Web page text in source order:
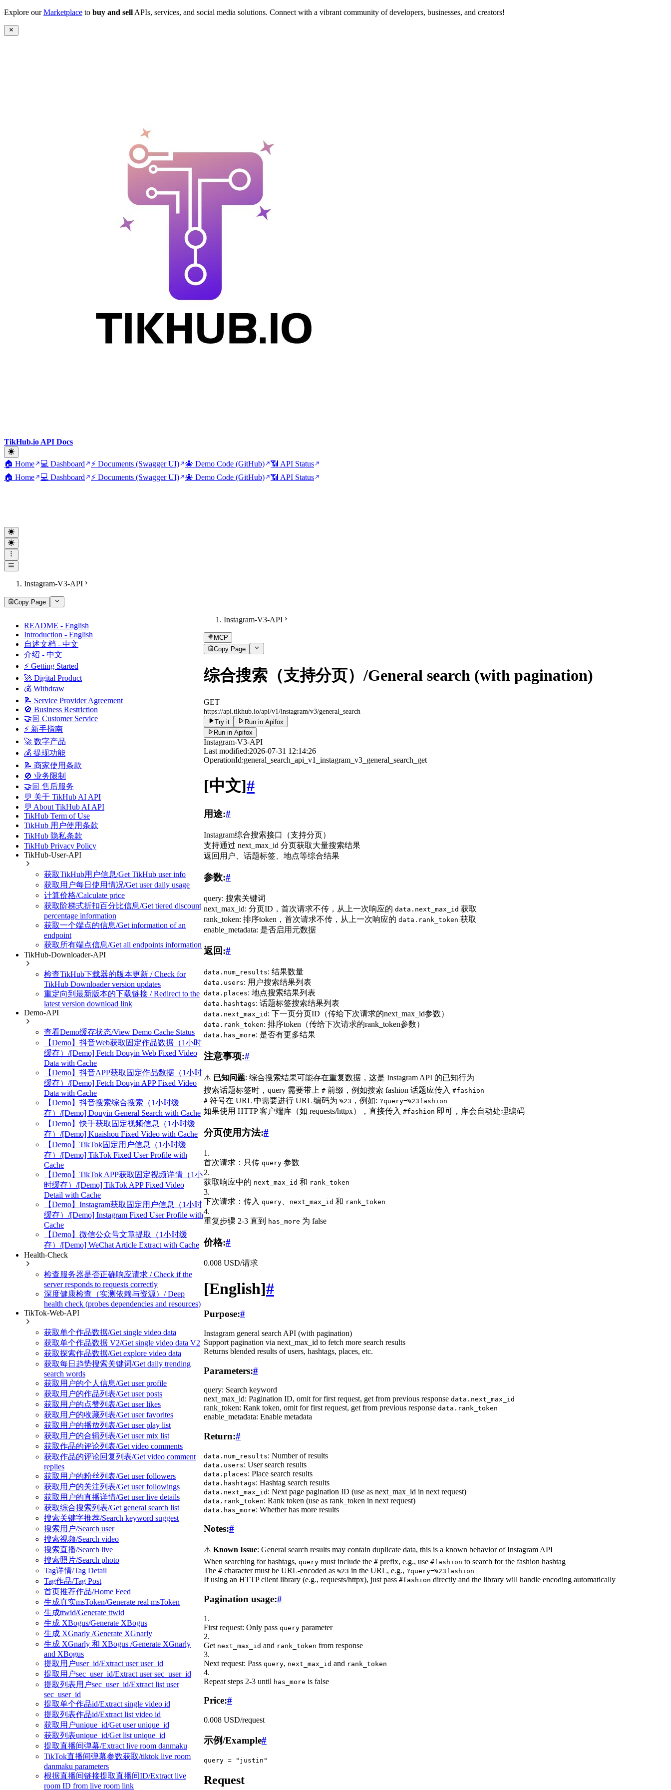
Explore ourMarketplace to buy and sell APIs, services, and social media solutions. Connect with a vibrant community of developers, businesses, and creators!
TikHub.io API Docs
🏠 Home 💻 Dashboard ⚡ Documents (Swagger UI) 🐙 Demo Code (GitHub)
📶 API Status
🏠 Home
💻 Dashboard ⚡ Documents (Swagger UI) 🐙 Demo Code (GitHub) 📶 API Status
Instagram-V3-API
Copy Page
README - English
Introduction - English
自述文档 - 中文
介绍 - 中文
⚡ Getting Started
🚀 Digital Product
💰 Withdraw
📝 Service Provider Agreement
🚫 Business Restriction
🤝🏻 Customer Service
⚡ 新手指南
🚀 数字产品
💰 提现功能
📝 商家使用条款
🚫 业务限制
🤝🏻 售后服务
💬 关于 TikHub AI API
💬 About TikHub AI API
TikHub Term of Use
TikHub 用户使用条款
TikHub 隐私条款
TikHub Privacy Policy
TikHub-User-API
获取TikHub用户信息/Get TikHub user info
获取用户每日使用情况/Get user daily usage
计算价格/Calculate price
获取阶梯式折扣百分比信息/Get tiered discount
percentage information
获取一个端点的信息/Get information of an
endpoint
获取所有端点信息/Get all endpoints information
TikHub-Downloader-API
检查TikHub下载器的版本更新 / Check for
TikHub Downloader version updates
重定向到最新版本的下载链接 / Redirect to the
latest version download link
Demo-API
查看Demo缓存状态/View Demo Cache Status
【Demo】抖音Web获取固定作品数据（1小时
缓存）/[Demo] Fetch Douyin Web Fixed Video
Data with Cache
【Demo】抖音APP获取固定作品数据（1小时
缓存）/[Demo] Fetch Douyin APP Fixed Video
Data with Cache
【Demo】抖音搜索综合搜索（1小时缓
存）/[Demo] Douyin General Search with Cache
【Demo】快手获取固定视频信息（1小时缓
存）/[Demo] Kuaishou Fixed Video with Cache
【Demo】TikTok固定用户信息（1小时缓
存）/[Demo] TikTok Fixed User Profile with
Cache
【Demo】TikTok APP获取固定视频详情（1小
时缓存）/[Demo] TikTok APP Fixed Video
Detail with Cache
【Demo】Instagram获取固定用户信息（1小时
缓存）/[Demo] Instagram Fixed User Profile with
Cache
【Demo】微信公众号文章提取（1小时缓
存）/[Demo] WeChat Article Extract with Cache
Health-Check
检查服务器是否正确响应请求 / Check if the
server responds to requests correctly
深度健康检查（实测依赖与资源）/ Deep
health check (probes dependencies and resources)
TikTok-Web-API
获取单个作品数据/Get single video data
获取单个作品数据 V2/Get single video data V2
获取探索作品数据/Get explore video data
获取每日趋势搜索关键词/Get daily trending
search words
获取用户的个人信息/Get user profile
获取用户的作品列表/Get user posts
获取用户的点赞列表/Get user likes
获取用户的收藏列表/Get user favorites
获取用户的播放列表/Get user play list
获取用户的合辑列表/Get user mix list
获取作品的评论列表/Get video comments
获取作品的评论回复列表/Get video comment
replies
获取用户的粉丝列表/Get user followers
获取用户的关注列表/Get user followings
获取用户的直播详情/Get user live details
获取综合搜索列表/Get general search list
搜索关键字推荐/Search keyword suggest
搜索用户/Search user
搜索视频/Search video
搜索直播/Search live
搜索照片/Search photo
Tag详情/Tag Detail
Tag作品/Tag Post
首页推荐作品/Home Feed
生成真实msToken/Generate real msToken
生成ttwid/Generate ttwid
生成 XBogus/Generate XBogus
生成 XGnarly /Generate XGnarly
生成 XGnarly 和 XBogus /Generate XGnarly
and XBogus
提取用户user_id/Extract user user_id
提取用户sec_user_id/Extract user sec_user_id
提取列表用户sec_user_id/Extract list user
sec_user_id
提取单个作品id/Extract single video id
提取列表作品id/Extract list video id
获取用户unique_id/Get user unique_id
获取列表unique_id/Get list unique_id
提取直播间弹幕/Extract live room danmaku
TikTok直播间弹幕参数获取/tiktok live room
danmaku parameters
根据直播间链接提取直播间ID/Extract live
room ID from live room link
Instagram-V3-API
MCP
Copy Page
综合搜索（支持分页）/General search (with pagination)
GET
https://api.tikhub.io/api/v1/instagram/v3/general_search
Try it
Run in Apifox
Run in Apifox
Instagram-V3-API
Last modified:2026-07-31 12:14:26
OperationId:general_search_api_v1_instagram_v3_general_search_get
[中文]#
用途:#
Instagram综合搜索接口（支持分页）
支持通过 next_max_id 分页获取大量搜索结果
返回用户、话题标签、地点等综合结果
参数:#
query: 搜索关键词
next_max_id: 分页ID，首次请求不传，从上一次响应的 data.next_max_id 获取
rank_token: 排序token，首次请求不传，从上一次响应的 data.rank_token 获取
enable_metadata: 是否启用元数据
返回:#
data.num_results: 结果数量
data.users: 用户搜索结果列表
data.places: 地点搜索结果列表
data.hashtags: 话题标签搜索结果列表
data.next_max_id : 下一页分页ID（传给下次请求的next_max_id参数）
data.rank_token: 排序token（传给下次请求的rank_token参数）
data.has_more: 是否有更多结果
注意事项:#
⚠️ 已知问题: 综合搜索结果可能存在重复数据，这是 Instagram API 的已知行为
搜索话题标签时，query 需要带上 # 前缀，例如搜索 fashion 话题应传入 #fashion
# 符号在 URL 中需要进行 URL 编码为 %23 ，例如: ?query=%23fashion
如果使用 HTTP 客户端库（如 requests/httpx），直接传入 #fashion 即可，库会自动处理编码
分页使用方法:#
1 .
首次请求：只传 query 参数
2.
获取响应中的 next_max_id 和 rank_token
3.
下次请求：传入 query next_max_id 和 rank_token
4.
重复步骤 2-3 直到
has_more 为 false
价格:#
0.008 USD/请求
[English]#
Purpose:#
Instagram general search API (with pagination)
Support pagination via next_max_id to fetch more search results
Returns blended results of users, hashtags, places, etc.
Parameters:#
query: Search keyword
next_max_id: Pagination ID, omit for first request, get from previous response data.next_max_id
rank_token: Rank token, omit for first request, get from previous response data.rank_token
enable_metadata: Enable metadata
Return:#
data.num_results: Number of results
data.users: User search results
data.places: Place search results
data.hashtags: Hashtag search results
data.next_max_id : Next page pagination ID (use as next_max_id in next request)
data.rank_token: Rank token (use as rank_token in next request)
data.has_more: Whether has more results
Notes:#
⚠️ Known Issue: General search results may contain duplicate data, this is a known behavior of Instagram API
When searching for hashtags, query must include the # prefix, e.g., use #fashion to search for the fashion hashtag
The # character must be URL-encoded as %23 in the URL, e.g., ?query=%23fashion
If using an HTTP client library (e.g., requests/httpx), just pass #fashion directly and the library will handle encoding automatically
Pagination usage:#
1 .
First request: Only pass query parameter
2.
Get next_max_id and rank_token from response
3.
Next request: Pass query, next_max_id and rank_token
4.
Repeat steps 2-3 until has_more is false
Price:#
0.008 USD/request
示例/Example#
query = "justin"
Request